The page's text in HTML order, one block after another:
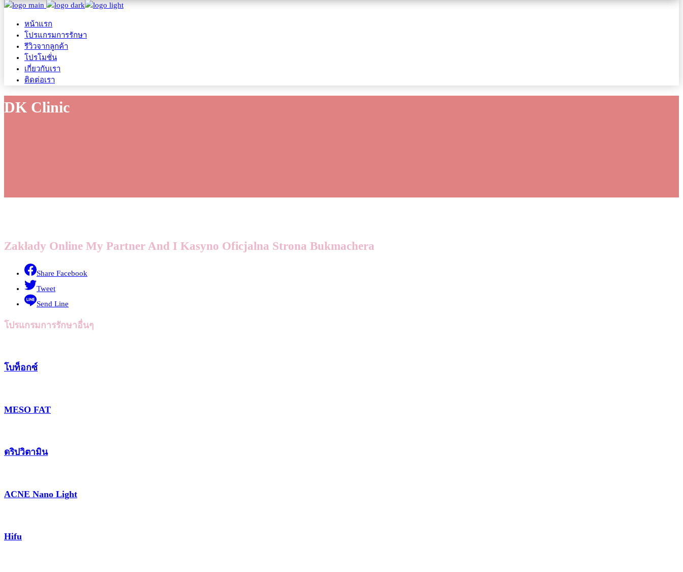
หน้าแรก
โปรแกรมการรักษา
รีวิวจากลูกค้า
โปรโมชั่น
เกี่ยวกับเรา
ติดต่อเรา
DK Clinic
Zakłady Online My Partner And I Kasyno Oficjalna Strona Bukmachera
Share Facebook
Tweet
Send Line
โปรแกรมการรักษาอื่นๆ
โบท็อกซ์
MESO FAT
ดริปวิตามิน
ACNE Nano Light
Hifu